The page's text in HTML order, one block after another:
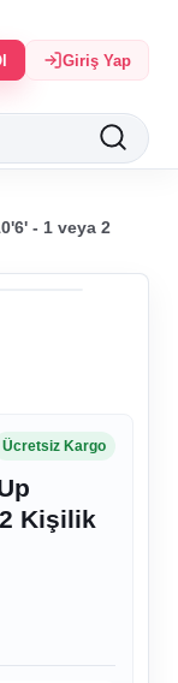
Giriş Yap
- 1 veya 2
Ücretsiz Kargo
Kişilik